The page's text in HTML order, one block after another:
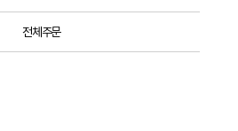
전체주문